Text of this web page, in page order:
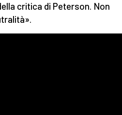
critica di Peterson. Non